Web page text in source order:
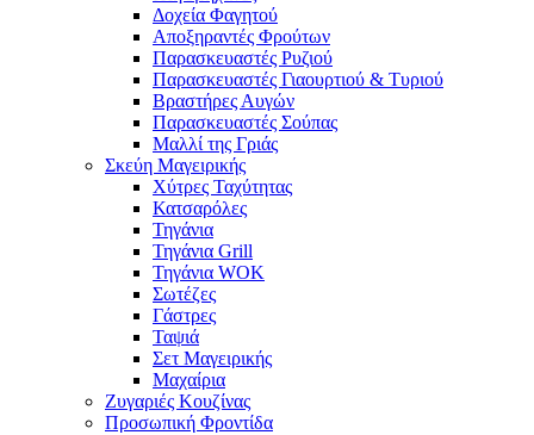
Δοχεία Φαγητού
Αποξηραντές Φρούτων
Παρασκευαστές Ρυζιού
Παρασκευαστές Γιαουρτιού & Τυριού
Βραστήρες Αυγών
Παρασκευαστές Σούπας
Μαλλί της Γριάς
Σκεύη Μαγειρικής
Χύτρες Ταχύτητας
Κατσαρόλες
Τηγάνια
Τηγάνια Grill
Τηγάνια WOK
Σωτέζες
Γάστρες
Ταψιά
Σετ Μαγειρικής
Μαχαίρια
Ζυγαριές Κουζίνας
Προσωπική Φροντίδα